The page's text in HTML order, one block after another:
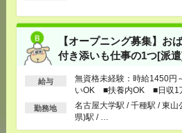
【オープニング募集】お
付き添いも仕事の1つ[派
給与
無資格未経験：時給1450
いOK ■扶養内OK ■日収1
以上
勤務地
名古屋大学駅 / 千種駅 / 東山
県)駅 / …
気になる
メールで送る
シェア ツイート